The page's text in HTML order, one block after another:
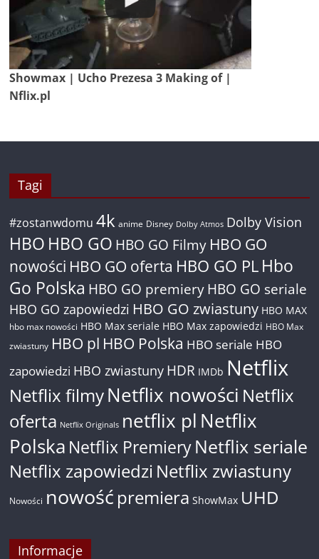
Showmax | Ucho Prezesa 3 Making of |
Nflix.pl
Tagi
#zostanwdomu 4k anime Disney Dolby Atmos Dolby Vision
HBO HBO GO HBO GO Filmy HBO GO
nowości HBO GO oferta HBO GO PL Hbo
Go Polska HBO GO premiery HBO GO seriale
HBO GO zapowiedzi HBO GO zwiastuny HBO MAX
hbo max nowości HBO Max seriale HBO Max zapowiedzi HBO Max
zwiastuny HBO pl HBO Polska HBO seriale HBO
zapowiedzi HBO zwiastuny HDR IMDb Netflix
Netflix filmyNetflix nowości Netflix
oferta Netflix Originals netflix pl Netflix
Polska Netflix PremieryNetflix seriale
Netflix zapowiedzi Netflix zwiastuny
Nowości nowość premiera ShowMax UHD
Informacje